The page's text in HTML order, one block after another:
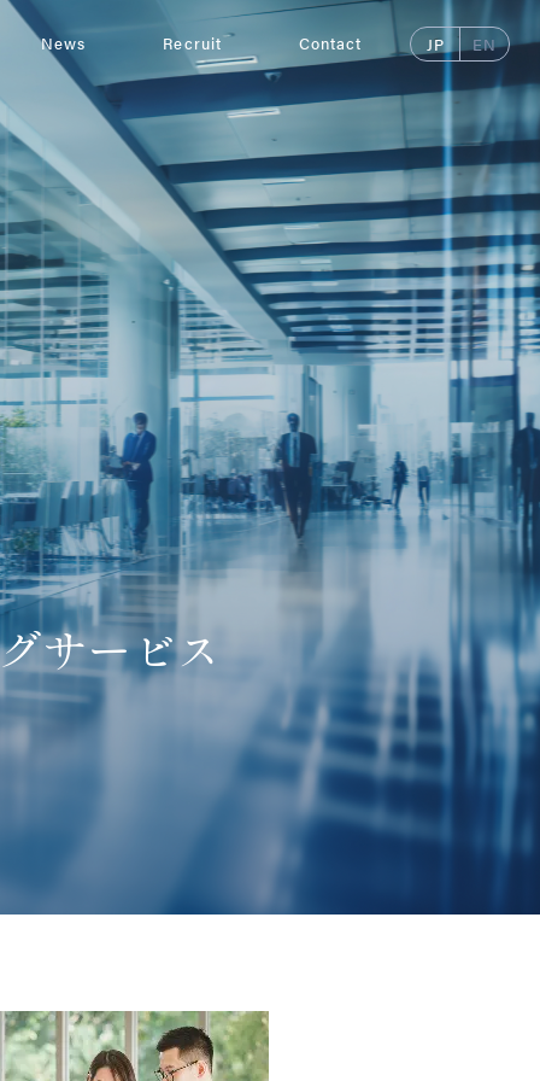
News Recruit Contact JP EN
サービス